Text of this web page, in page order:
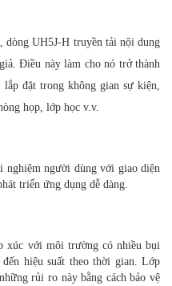
dòng UH5J-H truyền tải nội dung
Điều này làm cho nó trở thành
đặt trong không gian sự kiện,
họp, lớp học v.v.
nghiệm người dùng với giao diện
triển ứng dụng dễ dàng.
xúc với môi trường có nhiều bụi
hiệu suất theo thời gian. Lớp
rủi ro này bằng cách bảo vệ